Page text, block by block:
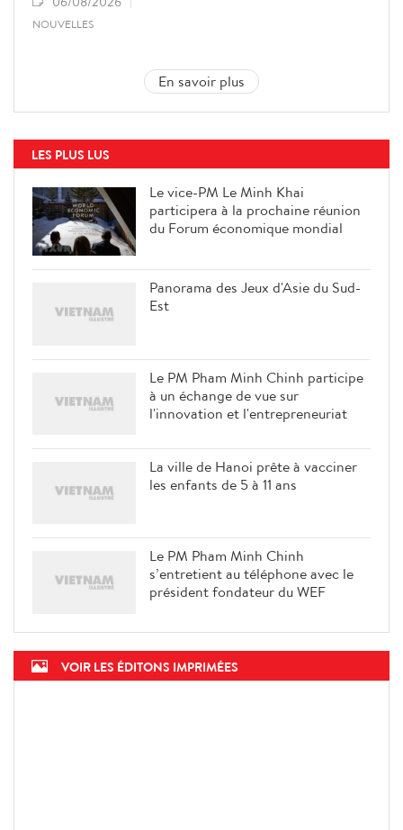
NOUVELLES
En savoir plus
LES PLUS LUS
Le vice-PM Le Minh Khai
participera à la prochaine réunion
du Forum économique mondial
Panorama des Jeux d'Asie du Sud-
Est
Le PM Pham Minh Chinh participe
à un échange de vue sur
l'innovation et l'entrepreneuriat
La ville de Hanoi prête à vacciner
les enfants de 5 à 11 ans
Le PM Pham Minh Chinh
s’entretient au téléphone avec le
président fondateur du WEF
VOIR LES ÉDITONS IMPRIMÉES